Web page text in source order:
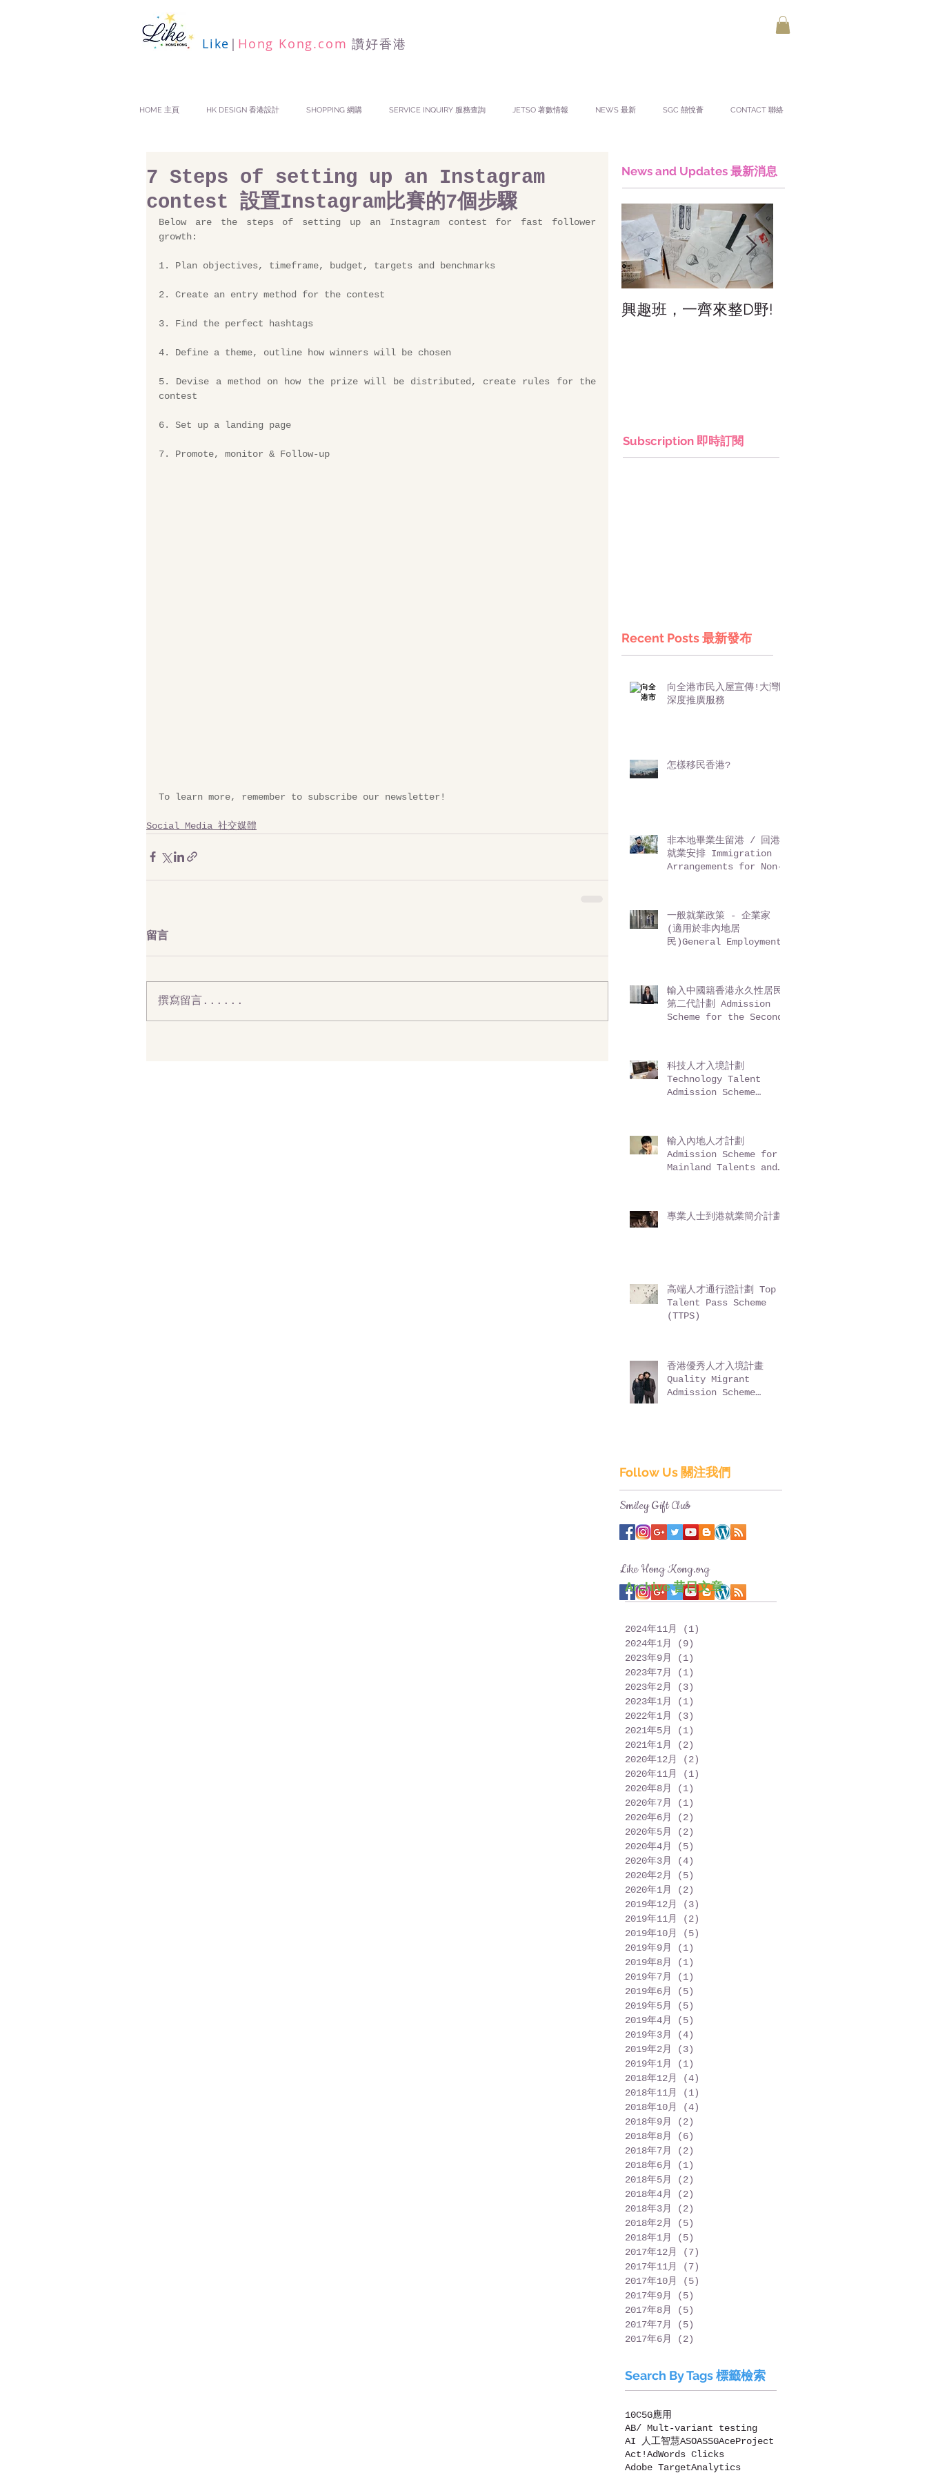
Like | Hong Kong.com 讚好香港
HOME 主頁 HK DESIGN 香港設計 SHOPPING 網購 SERVICE INQUIRY 服務查詢 JETSO 著數情報 NEWS 最新 SGC 囍悅薈 CONTACT 聯絡
7 Steps of setting up an Instagram
contest 設置Instagram比賽的7個步驟
Below are the steps of setting up an Instagram contest for fast follower
growth:
1. Plan objectives, timeframe, budget, targets and benchmarks
2. Create an entry method for the contest
3. Find the perfect hashtags
4. Define a theme, outline how winners will be chosen
5. Devise a method on how the prize will be distributed, create rules for the
contest
6. Set up a landing page
7. Promote, monitor & Follow-up
To learn more, remember to subscribe our newsletter!
Social Media 社交媒體
留言
撰寫留言......
News and Updates 最新消息
興趣班，一齊來整D野!
Subscription 即時訂閱
Recent Posts 最新發布
向全港市民入屋宣傳!大灣區
深度推廣服務
怎樣移民香港?
非本地畢業生留港 / 回港
就業安排 Immigration
Arrangements for Non-
一般就業政策 - 企業家
(適用於非內地居
民)General Employment
residents)
輸入中國籍香港永久性居民
第二代計劃 Admission
Scheme for the Second-
科技人才入境計劃
Technology Talent
Admission Scheme
輸入內地人才計劃
Admission Scheme for
Mainland Talents and
專業人士到港就業簡介計劃
高端人才通行證計劃 Top
Talent Pass Scheme
(TTPS)
香港優秀人才入境計畫
Quality Migrant
Admission Scheme
Follow Us 關注我們
Smiley Gift Club
Like Hong Kong.org
Archive 昔日文章
2024年11月 (1)
2024年1月
(9)
2023年9月
(1)
2023年7月
(1)
2023年2月
(3)
2023年1月
(1)
2022年1月
(3)
2021年5月
(1)
2021年1月
(2)
2020年12月
(2)
2020年11月
(1)
2020年8月
(1)
2020年7月
(1)
2020年6月
(2)
2020年5月
(2)
2020年4月
(5)
2020年3月
(4)
2020年2月
(5)
2020年1月
(2)
2019年12月
(3)
2019年11月
(2)
2019年10月
(5)
2019年9月
(1)
2019年8月
(1)
2019年7月
(1)
2019年6月
(5)
2019年5月
(5)
2019年4月
(5)
2019年3月
(4)
2019年2月
(3)
2019年1月
(1)
2018年12月
(4)
2018年11月
(1)
2018年10月
(4)
2018年9月
(2)
2018年8月
(6)
2018年7月
(2)
2018年6月
(1)
2018年5月
(2)
2018年4月
(2)
2018年3月
(2)
2018年2月
(5)
2018年1月
(5)
2017年12月
(7)
2017年11月
(7)
2017年10月
(5)
2017年9月
(5)
2017年8月
(5)
2017年7月
(5)
2017年6月
(2)
Search By Tags 標籤檢索
10C5G應用
AB/ Mult-variant testing
AI 人工智慧ASOASSGAceProject
Act!AdWords Clicks
Adobe TargetAnalytics